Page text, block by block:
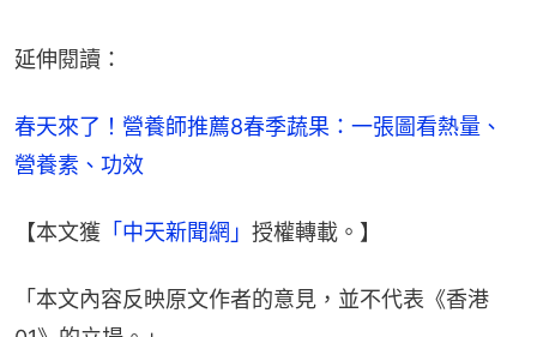
延伸閱讀：
春天來了！營養師推薦8春季蔬果：一張圖看熱量、
營養素、功效
【本文獲 「中天新聞網」 授權轉載。】
「本文內容反映原文作者的意見，並不代表《香港